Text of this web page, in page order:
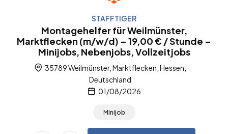
STAFFTIGER
Montagehelfer für Weilmünster,
Marktflecken (m/w/d) – 19,00 € / Stunde –
Minijobs, Nebenjobs, Vollzeitjobs
35789 Weilmünster, Marktflecken, Hessen,
Deutschland
01/08/2026
Minijob